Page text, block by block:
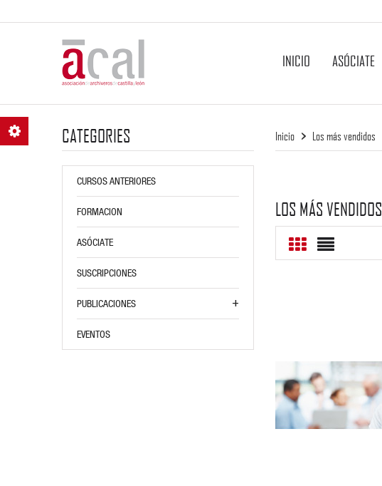
INICIO ASÓCIATE
CATEGORIES
CURSOS ANTERIORES
FORMACION
ASÓCIATE
SUSCRIPCIONES
PUBLICACIONES
EVENTOS
Inicio Los más vendidos
LOS MÁS VENDIDOS